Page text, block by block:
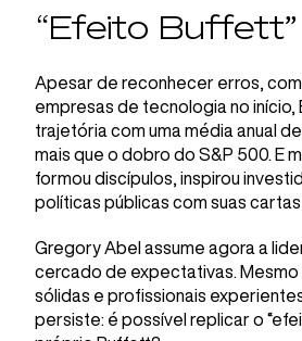
“Efeito Buffett”
Apesar de reconhecer erros,
empresas de tecnologia no início,
trajetória com uma média anual
mais que o dobro do S&P 500. E
formou discípulos, inspirou
políticas públicas com suas cartas
Gregory Abel assume agora a
cercado de expectativas. Mesmo
sólidas e profissionais
persiste: é possível replicar o